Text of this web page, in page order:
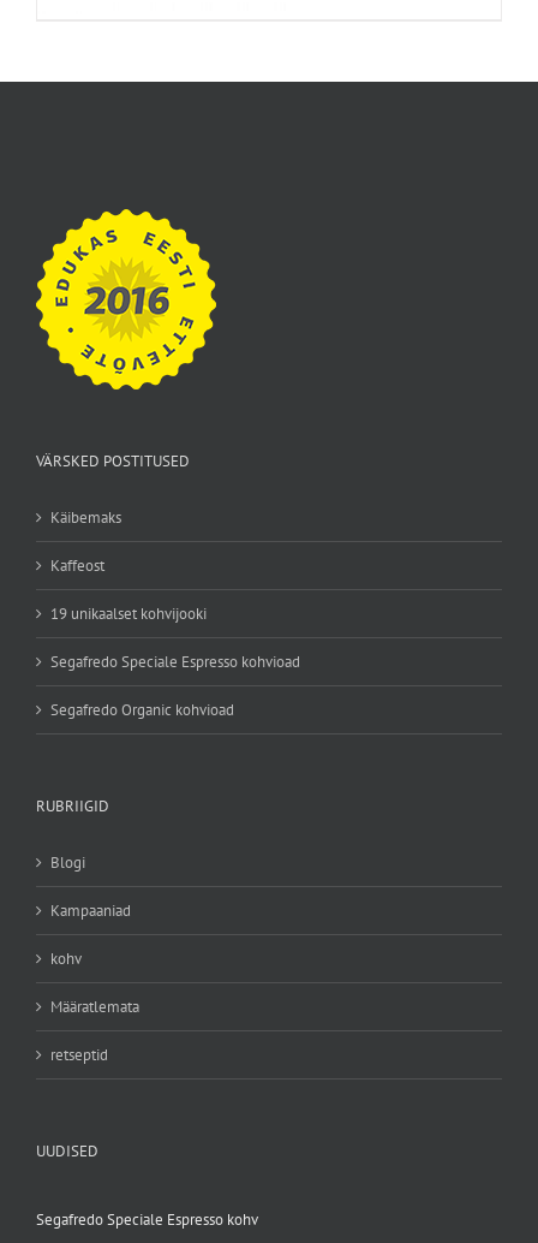
VÄRSKED POSTITUSED
Käibemaks
Kaffeost
19 unikaalset kohvijooki
Segafredo Speciale Espresso kohvioad
Segafredo Organic kohvioad
RUBRIIGID
Blogi
Kampaaniad
kohv
Määratlemata
retseptid
UUDISED
Segafredo Speciale Espresso kohv